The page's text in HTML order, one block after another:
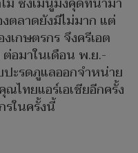
ตลาดยังมีไม่มาก แต่
เกษตรกร จึงครีเอต
อมาในเดือน พ.ย.-
ะรดภูแลออกจำหน่าย
ไทยแอร์เอเชียอีกครั้ง
รในครั้งนี้